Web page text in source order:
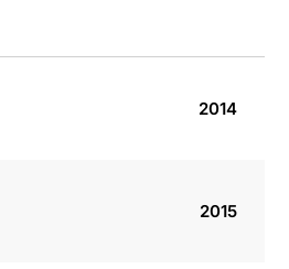
2014
2015